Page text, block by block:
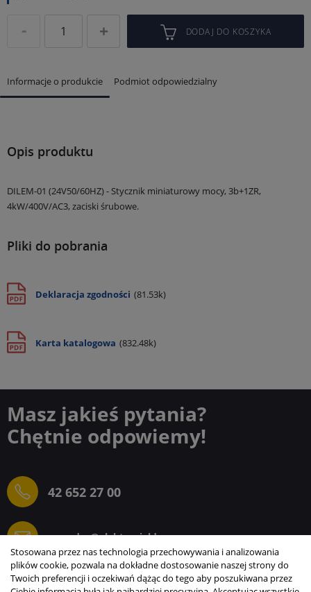
DODAJ DO KOSZYKA
Informacje o produkcie Podmiot odpowiedzialny
Opis produktu
DILEM-01 (24V50/60HZ) - Stycznik miniaturowy mocy, 3b+1ZR,
4kW/400V/AC3, zaciski śrubowe.
Pliki do pobrania
Deklaracja zgodności (81.53k)
Karta katalogowa (832.48k)
Masz jakieś pytania?
Chętnie odpowiemy!
42 652 27 00
sprzedaz@elektrogielda.com
Stosowana przez nas technologia przechowywania i analizowania
plików cookie, pozwala na dokładne dostosowanie naszej strony do
Twoich preferencji i oczekiwań dążąc do tego aby poszukiwana przez